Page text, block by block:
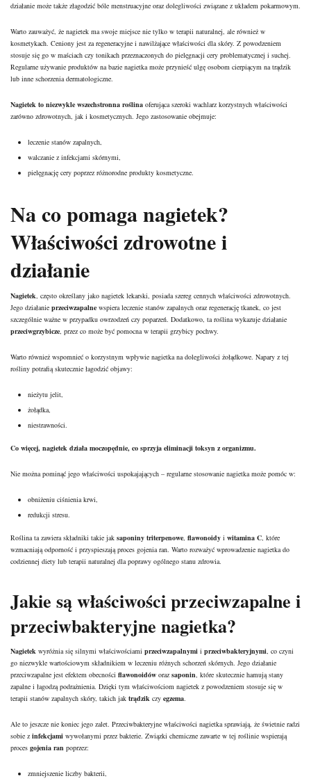
działanie może także złagodzić bóle menstruacyjne oraz dolegliwości związane z układem pokarmowym.
Warto zauważyć, że nagietek ma swoje miejsce nie tylko w terapii naturalnej, ale również w
kosmetykach. Ceniony jest za regeneracyjne i nawilżające właściwości dla skóry. Z powodzeniem
stosuje się go w maściach czy tonikach przeznaczonych do pielęgnacji cery problematycznej i suchej.
Regularne używanie produktów na bazie nagietka może przynieść ulgę osobom cierpiącym na trądzik
lub inne schorzenia dermatologiczne.
Nagietek to niezwykle wszechstronna roślina oferująca szeroki wachlarz korzystnych właściwości
zarówno zdrowotnych, jak i kosmetycznych. Jego zastosowanie obejmuje:
leczenie stanów zapalnych,
walczanie z infekcjami skórnymi,
pielęgnację cery poprzez różnorodne produkty kosmetyczne.
Na co pomaga nagietek?
Właściwości zdrowotne i
działanie
Nagietek, często określany jako nagietek lekarski, posiada szereg cennych właściwości zdrowotnych.
Jego działanie przeciwzapalne wspiera leczenie stanów zapalnych oraz regenerację tkanek, co jest
szczególnie ważne w przypadku owrzodzeń czy poparzeń. Dodatkowo, ta roślina wykazuje działanie
przeciwgrzybicze, przez co może być pomocna w terapii grzybicy pochwy.
Warto również wspomnieć o korzystnym wpływie nagietka na dolegliwości żołądkowe. Napary z tej
rośliny potrafią skutecznie łagodzić objawy:
nieżytu jelit,
żołądka,
niestrawności.
Co więcej, nagietek działa moczopędnie, co sprzyja eliminacji toksyn z organizmu.
Nie można pominąć jego właściwości uspokajających – regularne stosowanie nagietka może pomóc w:
obniżeniu ciśnienia krwi,
redukcji stresu.
Roślina ta zawiera składniki takie jak saponiny triterpenowe, flawonoidy i witamina C, które
wzmacniają odporność i przyspieszają proces gojenia ran. Warto rozważyć wprowadzenie nagietka do
codziennej diety lub terapii naturalnej dla poprawy ogólnego stanu zdrowia.
Jakie są właściwości przeciwzapalne i
przeciwbakteryjne nagietka?
Nagietek wyróżnia się silnymi właściwościami przeciwzapalnymi i przeciwbakteryjnymi, co czyni
go niezwykle wartościowym składnikiem w leczeniu różnych schorzeń skórnych. Jego działanie
przeciwzapalne jest efektem obecności flawonoidów oraz saponin, które skutecznie hamują stany
zapalne i łagodzą podrażnienia. Dzięki tym właściwościom nagietek z powodzeniem stosuje się w
terapii stanów zapalnych skóry, takich jak trądzik czy egzema.
Ale to jeszcze nie koniec jego zalet. Przeciwbakteryjne właściwości nagietka sprawiają, że świetnie radzi
sobie z infekcjami wywołanymi przez bakterie. Związki chemiczne zawarte w tej roślinie wspierają
proces gojenia ran poprzez:
zmniejszenie liczby bakterii,